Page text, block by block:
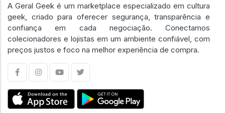
A Geral Geek é um marketplace especializado em cultura
geek, criado para oferecer segurança, transparência e
confiança em cada negociação. Conectamos
colecionadores e lojistas em um ambiente confiável, com
preços justos e foco na melhor experiência de compra.